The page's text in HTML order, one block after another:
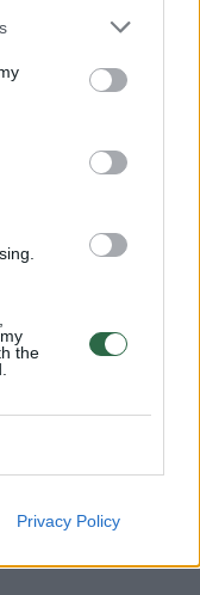
the
Privacy Policy
ir
Prieš
laimėjimų
su 11